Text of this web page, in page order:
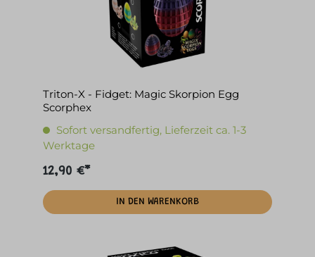
Triton-X - Fidget: Magic Skorpion Egg
Scorphex
Sofort versandfertig, Lieferzeit ca. 1-3
Werktage
12,90 €*
IN DEN WARENKORB